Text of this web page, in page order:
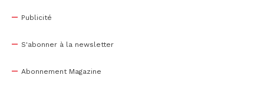
Publicité
S'abonner à la newsletter
Abonnement Magazine